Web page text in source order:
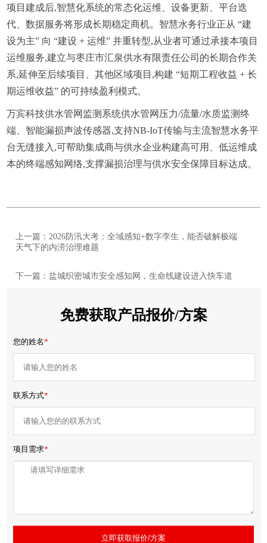
项目建成后,智慧化系统的常态化运维、设备更新、平台迭
代、数据服务将形成长期稳定商机。智慧水务行业正从 “建
设为主” 向 “建设 + 运维” 并重转型,从业者可通过承接本项目
运维服务,建立与枣庄市汇泉供水有限责任公司的长期合作关
系,延伸至后续项目、其他区域项目,构建 “短期工程收益 + 长
期运维收益” 的可持续盈利模式。
万宾科技供水管网监测系统供水管网压力/流量/水质监测终
端、 智能漏损声波传感器,支持NB-IoT传输与主流智慧水务平
台无缝接入,可帮助集成商与供水企业构建高可用、低运维成
本的终端感知网络,支撑漏损治理与供水安全保障目标达成。
上一篇：2026防汛大考：全域感知+数字孪生，能否破解极端
天气下的内涝治理难题
下一篇：盐城织密城市安全感知网，生命线建设进入快车道
免费获取产品报价/方案
您的姓名*
联系方式*
项目需求*
立即获取报价/方案